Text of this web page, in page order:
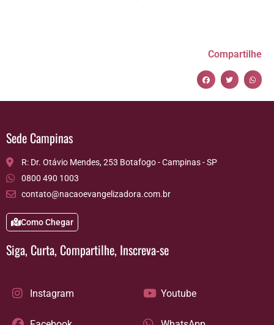
Compartilhe
Sede Campinas
R: Dr. Otávio Mendes, 253 Botafogo - Campinas - SP
0800 490 1003
contato@nacaoevangelizadora.com.br
Como Chegar
Siga, Curta, Compartilhe, Inscreva-se
Instagram Youtube